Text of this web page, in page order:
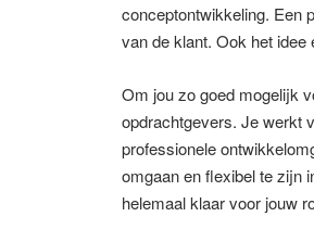
conceptontwikkeling. Een
van de klant. Ook het
Om jou zo goed mogelijk
opdrachtgevers. Je werkt
professionele
omgaan en flexibel te zijn
helemaal klaar voor jouw